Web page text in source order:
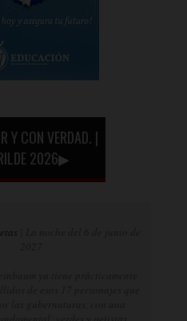
Y CON VERDAD. |
2026▶